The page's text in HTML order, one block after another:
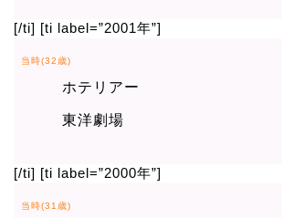
[/ti] [ti label=”2001年”]
当時(32歳)
ホテリアー
東洋劇場
[/ti] [ti label=”2000年”]
当時(31歳)